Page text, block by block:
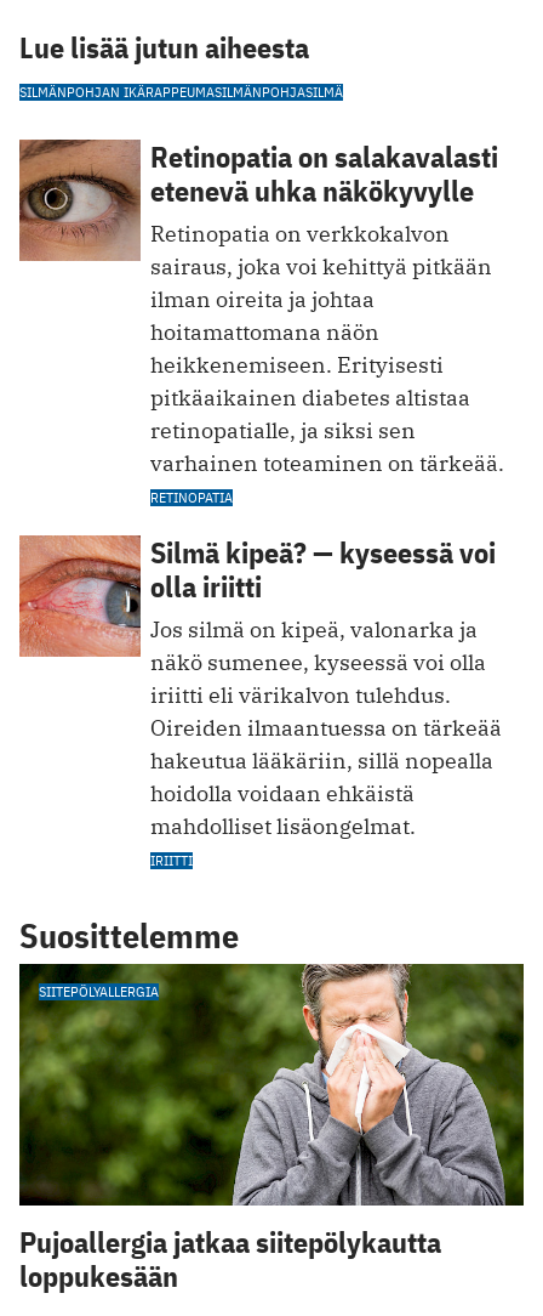
Lue lisää jutun aiheesta
SILMÄNPOHJAN IKÄRAPPEUMASILMÄNPOHJASILMÄ
Retinopatia on salakavalasti
etenevä uhka näkökyvylle
Retinopatia on verkkokalvon
sairaus, joka voi kehittyä pitkään
ilman oireita ja johtaa
hoitamattomana näön
heikkenemiseen. Erityisesti
pitkäaikainen diabetes altistaa
retinopatialle, ja siksi sen
varhainen toteaminen on tärkeää.
RETINOPATIA
Silmä kipeä? — kyseessä voi
olla iriitti
Jos silmä on kipeä, valonarka ja
näkö sumenee, kyseessä voi olla
iriitti eli värikalvon tulehdus.
Oireiden ilmaantuessa on tärkeää
hakeutua lääkäriin, sillä nopealla
hoidolla voidaan ehkäistä
mahdolliset lisäongelmat.
IRIITTI
Suosittelemme
SIITEPÖLYALLERGIA
Pujoallergia jatkaa siitepölykautta
loppukesään